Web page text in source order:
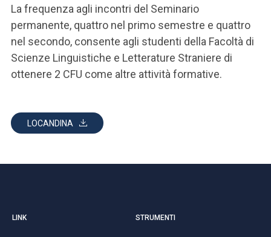
La frequenza agli incontri del Seminario
permanente, quattro nel primo semestre e quattro
nel secondo, consente agli studenti della Facoltà di
Scienze Linguistiche e Letterature Straniere di
ottenere 2 CFU come altre attività formative.
LOCANDINA
LINK STRUMENTI